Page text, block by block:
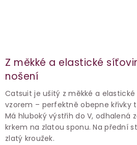
Z měkké a elastické
nošení
Catsuit je ušitý z měkké a
vzorem – perfektně obepne křivky
Má hluboký výstřih do V, odhalená
krkem na zlatou sponu. Na přední
zlatý kroužek.